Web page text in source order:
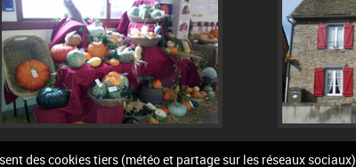
des cookies tiers (météo et partage sur les réseaux sociaux).